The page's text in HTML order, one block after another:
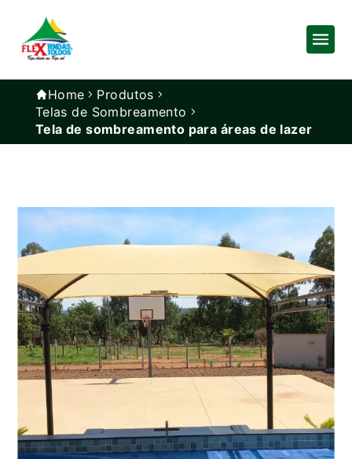
Home
Produtos
Telas de Sombreamento
Tela de sombreamento para áreas de lazer